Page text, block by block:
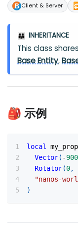
Client & Server
👪 INHERITANCE
This class
Base Entity,
🎒 示例
local
Vector( -900
Rotator(0,
"nanos-
)